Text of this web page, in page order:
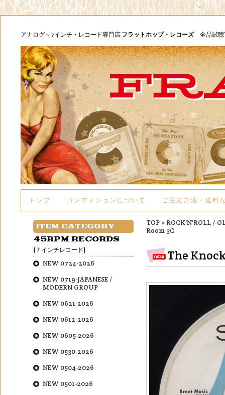
アナログ～7インチ・レコード専門店 フラットホップ・レコーズ全品試
トップ コンディションについて ご注文方法・送料
TOP > ROCK'N'ROLL /
Room 3C
The
ITEM CATEGORY
45RPM RECORDS
[７インチレコード]
NEW 0724-2026
NEW 0719-JAPANESE /
MODERN GROUP
NEW 0621-2026
NEW 0612-2026
NEW 0605-2026
NEW 0530-2026
NEW 0504-2026
NEW 0501-2026